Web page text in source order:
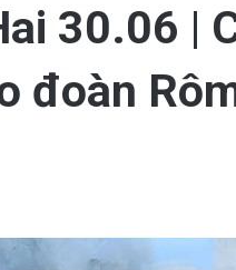
30.06 |
đoàn